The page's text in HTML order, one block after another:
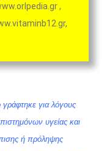
,
για λόγους
υγείας και
ή πρόληψης